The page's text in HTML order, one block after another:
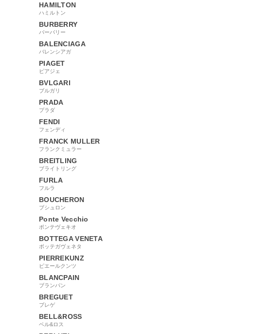
HAMILTON
ハミルトン
BURBERRY
バーバリー
BALENCIAGA
バレンシアガ
PIAGET
ピアジェ
BVLGARI
ブルガリ
PRADA
プラダ
FENDI
フェンディ
FRANCK MULLER
フランクミュラー
BREITLING
ブライトリング
FURLA
フルラ
BOUCHERON
ブシュロン
Ponte Vecchio
ポンテヴェキオ
BOTTEGA VENETA
ボッテガヴェネタ
PIERREKUNZ
ピエールクンツ
BLANCPAIN
ブランパン
BREGUET
ブレゲ
BELL&ROSS
ベル&ロス